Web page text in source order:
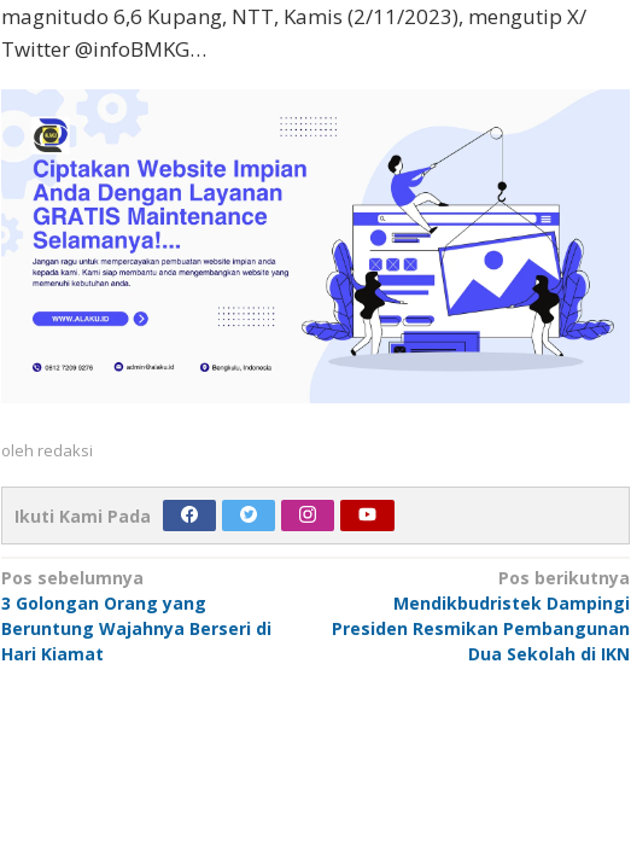
magnitudo 6,6 Kupang, NTT, Kamis (2/11/2023), mengutip X/
Twitter @infoBMKG…
oleh redaksi
Ikuti Kami Pada
Navigasi
pos
Pos sebelumnya
3 Golongan Orang yang
Beruntung Wajahnya Berseri di
Hari Kiamat
Pos berikutnya
Mendikbudristek Dampingi
Presiden Resmikan Pembangunan
Dua Sekolah di IKN